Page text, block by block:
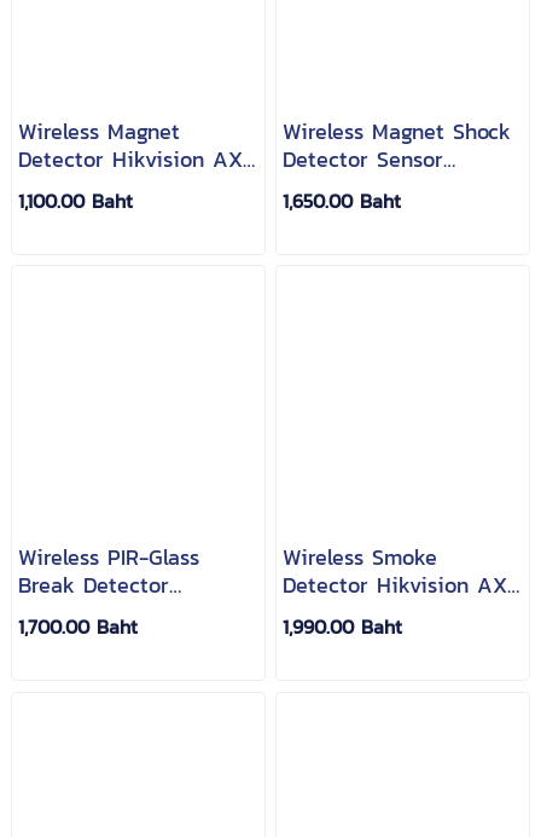
Wireless Magnet
Detector Hikvision AX
Pro DS-PDMC-EG2-WB
1,100.00 Baht
Wireless Magnet Shock
Detector Sensor
Hikvision AX Pro
1,650.00 Baht
Wireless PIR-Glass
Break Detector
Hikvision AX Pro DS-
PDPG12P-EG2-WB
1,700.00 Baht
Wireless Smoke
Detector Hikvision AX
Pro DS-PDSMK-S-WB
1,990.00 Baht